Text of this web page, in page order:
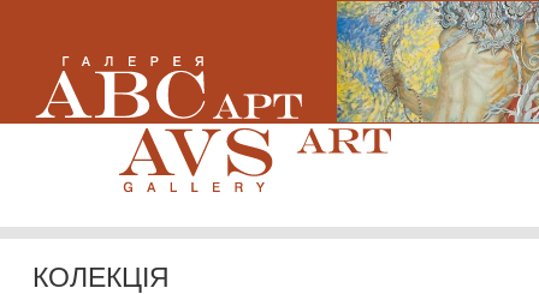
КОЛЕКЦІЯ